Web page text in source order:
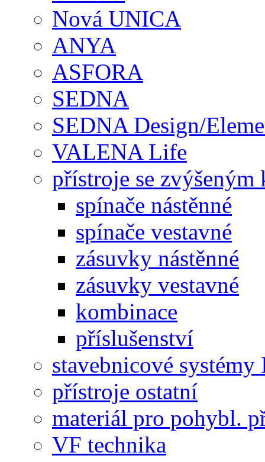
Nová UNICA
ANYA
ASFORA
SEDNA
SEDNA Design/
VALENA Life
přístroje se
spínače nástěnné
spínače vestavné
zásuvky nástěnné
zásuvky vestavné
kombinace
příslušenství
stavebnicové systémy
přístroje ostatní
materiál pro pohybl.
VF technika